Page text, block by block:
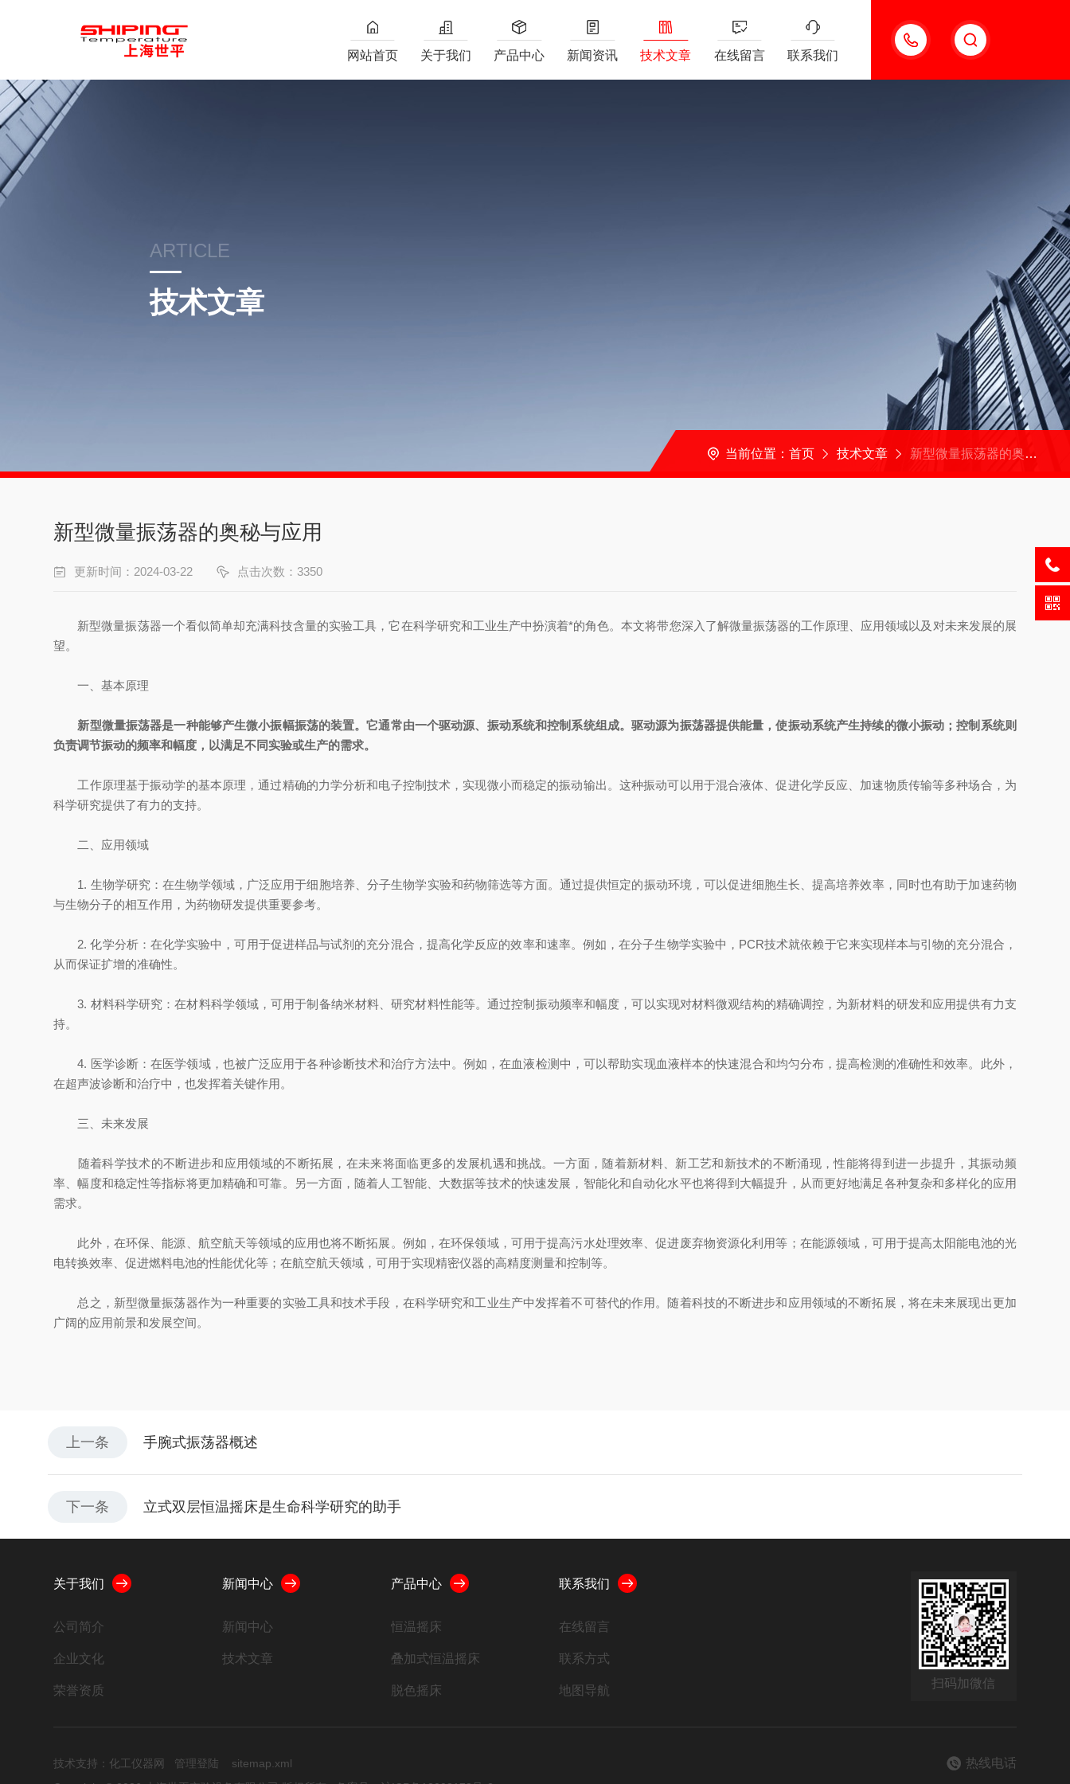
13501963742
网站首页 关于我们 产品中心 新闻资讯 技术文章 在线留言 联系我们
ARTICLE
技术文章
当前位置： 首页 技术文章 新型微量振荡器的奥秘与应用
新型微量振荡器的奥秘与应用
更新时间：2024-03-22 点击次数：3350
新型微量振荡器一个看似简单却充满科技含量的实验工具，它在科学研究和工业生产中扮演着*的角色。本文将带您深入了解微量振荡器的工作原理、应用领域以及对未来发展的展
望。
一、基本原理
新型微量振荡器是一种能够产生微小振幅振荡的装置。它通常由一个驱动源、振动系统和控制系统组成。驱动源为振荡器提供能量，使振动系统产生持续的微小振动；控制系统则
负责调节振动的频率和幅度，以满足不同实验或生产的需求。
工作原理基于振动学的基本原理，通过精确的力学分析和电子控制技术，实现微小而稳定的振动输出。这种振动可以用于混合液体、促进化学反应、加速物质传输等多种场合，为
科学研究提供了有力的支持。
二、应用领域
1. 生物学研究：在生物学领域，广泛应用于细胞培养、分子生物学实验和药物筛选等方面。通过提供恒定的振动环境，可以促进细胞生长、提高培养效率，同时也有助于加速药物
与生物分子的相互作用，为药物研发提供重要参考。
2. 化学分析：在化学实验中，可用于促进样品与试剂的充分混合，提高化学反应的效率和速率。例如，在分子生物学实验中，PCR技术就依赖于它来实现样本与引物的充分混合，
从而保证扩增的准确性。
3. 材料科学研究：在材料科学领域，可用于制备纳米材料、研究材料性能等。通过控制振动频率和幅度，可以实现对材料微观结构的精确调控，为新材料的研发和应用提供有力支
持。
4. 医学诊断：在医学领域，也被广泛应用于各种诊断技术和治疗方法中。例如，在血液检测中，可以帮助实现血液样本的快速混合和均匀分布，提高检测的准确性和效率。此外，
在超声波诊断和治疗中，也发挥着关键作用。
三、未来发展
随着科学技术的不断进步和应用领域的不断拓展，在未来将面临更多的发展机遇和挑战。一方面，随着新材料、新工艺和新技术的不断涌现，性能将得到进一步提升，其振动频
率、幅度和稳定性等指标将更加精确和可靠。另一方面，随着人工智能、大数据等技术的快速发展，智能化和自动化水平也将得到大幅提升，从而更好地满足各种复杂和多样化的应用
需求。
此外，在环保、能源、航空航天等领域的应用也将不断拓展。例如，在环保领域，可用于提高污水处理效率、促进废弃物资源化利用等；在能源领域，可用于提高太阳能电池的光
电转换效率、促进燃料电池的性能优化等；在航空航天领域，可用于实现精密仪器的高精度测量和控制等。
总之，新型微量振荡器作为一种重要的实验工具和技术手段，在科学研究和工业生产中发挥着不可替代的作用。随着科技的不断进步和应用领域的不断拓展，将在未来展现出更加
广阔的应用前景和发展空间。
上一条 手腕式振荡器概述
下一条 立式双层恒温摇床是生命科学研究的助手
关于我们
公司简介
企业文化
荣誉资质
新闻中心
新闻中心
技术文章
产品中心
恒温摇床
叠加式恒温摇床
脱色摇床
联系我们
在线留言
联系方式
地图导航
扫码加微信
技术支持： 化工仪器网 管理登陆
sitemap.xml
热线电话